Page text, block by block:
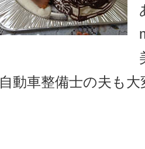
自動車整備士の夫も